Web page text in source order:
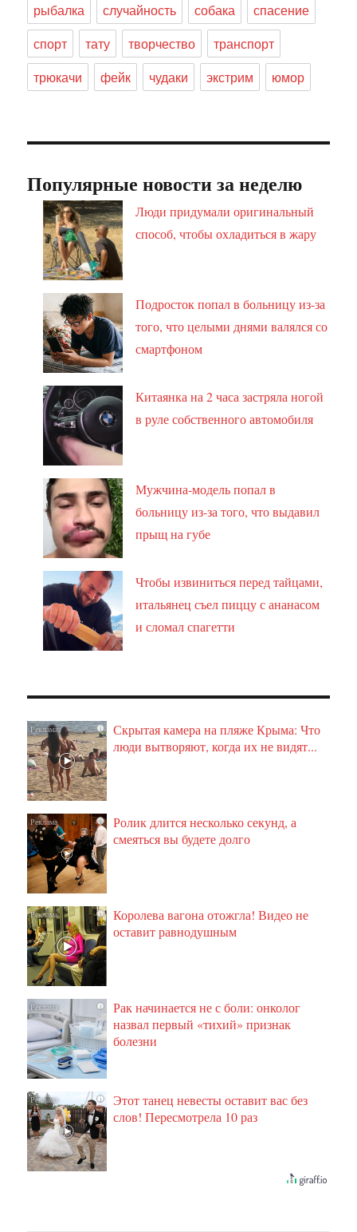
рыбалка
случайность собака
спасение
спорт
тату творчество
транспорт
трюкачи
фейк чудаки экстрим юмор
Популярные новости за неделю
Люди придумали оригинальный
способ, чтобы охладиться в жару
Подросток попал в больницу из-за
того, что целыми днями валялся со
смартфоном
Китаянка на 2 часа застряла ногой
в руле собственного автомобиля
Мужчина-модель попал в
больницу из-за того, что выдавил
прыщ на губе
Чтобы извиниться перед тайцами,
итальянец съел пиццу с ананасом
и сломал спагетти
i
Скрытая камера на пляже Крыма: Что
люди вытворяют, когда их не видят...
i
Ролик длится несколько секунд, а
смеяться вы будете долго
i
Королева вагона отожгла! Видео не
оставит равнодушным
i
Рак начинается не с боли: онколог
назвал первый «тихий» признак
болезни
i
Этот танец невесты оставит вас без
слов! Пересмотрела 10 раз